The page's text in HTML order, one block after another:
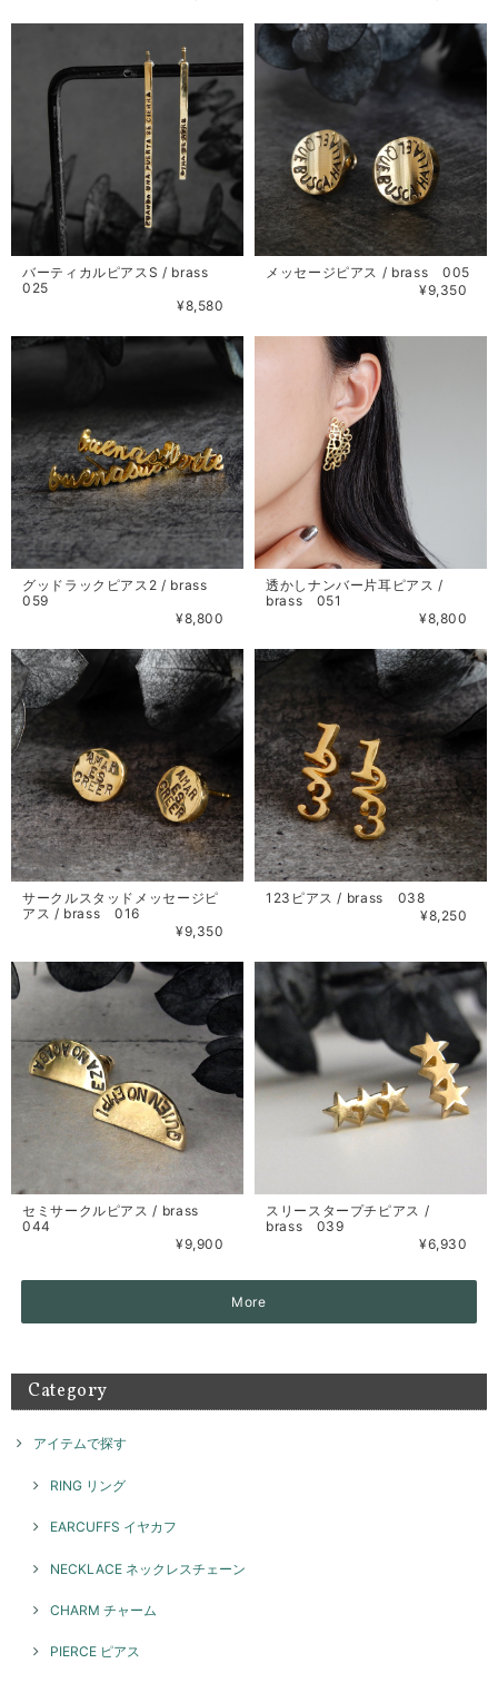
バーティカルピアスS / brass
025
¥8,580
メッセージピアス / brass 005
¥9,350
グッドラックピアス2 / brass
059
¥8,800
透かしナンバー片耳ピアス /
brass 051
¥8,800
サークルスタッドメッセージピ
アス / brass 016
¥9,350
123ピアス / brass 038
¥8,250
セミサークルピアス / brass
044
¥9,900
スリースタープチピアス /
brass 039
¥6,930
More
Category
アイテムで探す
RING リング
EARCUFFS イヤカフ
NECKLACE ネックレスチェーン
CHARM チャーム
PIERCE ピアス